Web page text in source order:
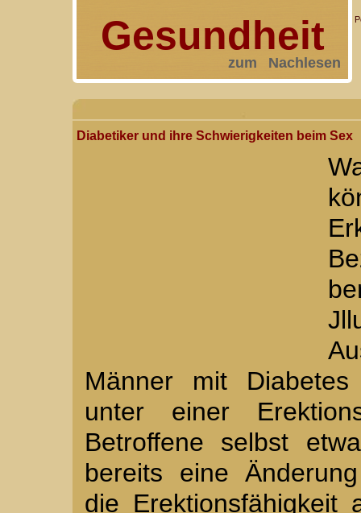
Gesundheit
zum Nachlesen
Diabetiker und ihre Schwierigkeiten beim Sex
Männer mit
unter einer
Betroffene selbst
bereits eine
die Erektionsfähigkeit